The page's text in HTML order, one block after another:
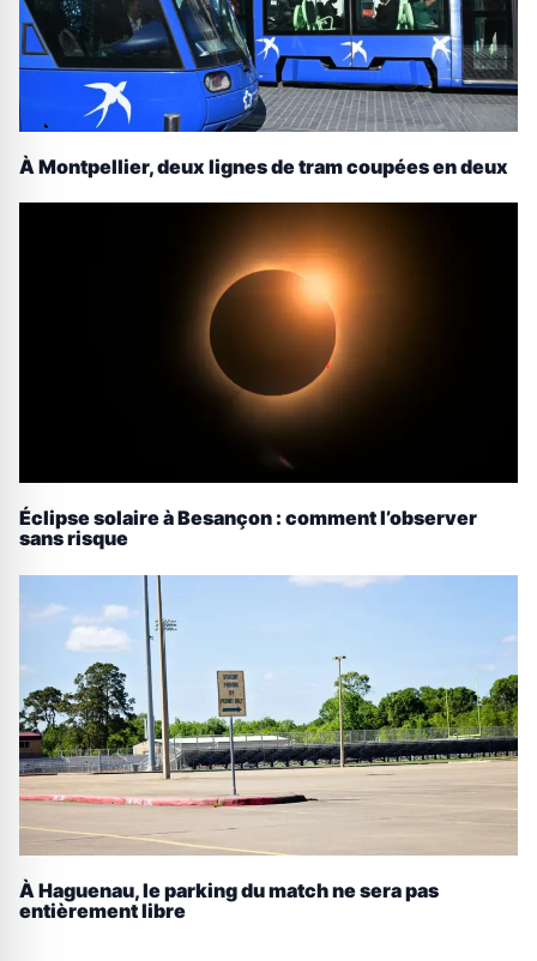
À Montpellier, deux lignes de tram coupées en deux
Éclipse solaire à Besançon : comment l’observer
sans risque
À Haguenau, le parking du match ne sera pas
entièrement libre